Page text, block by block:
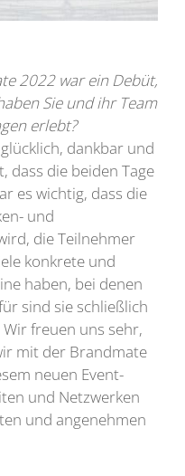
2022 war ein Debüt,
Sie und ihr Team
erlebt?
dankbar und
dass die beiden Tage
es wichtig, dass die
und
die Teilnehmer
konkrete und
haben, bei denen
sind sie schließlich
freuen uns sehr,
mit der Brandmate
neuen Event-
und Netzwerken
und angenehmen